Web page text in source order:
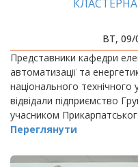
КЛАСТЕРНА
ВТ, 09/
Представники кафедри
автоматизації та
національного технічного
відвідали підприємство
учасником
Переглянути